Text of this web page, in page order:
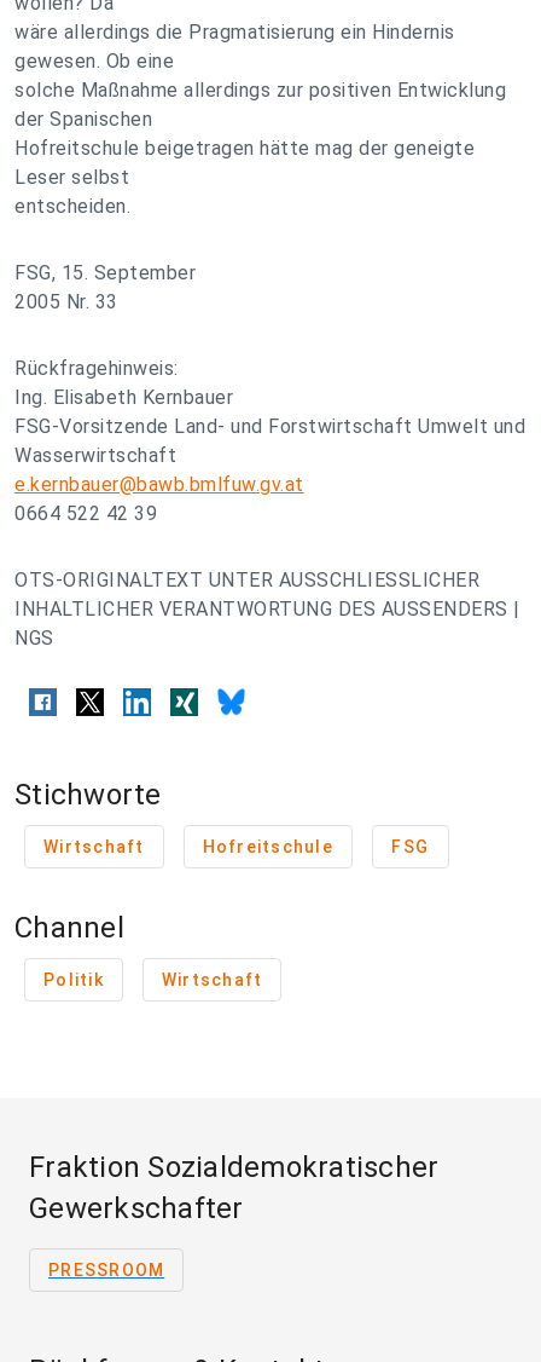
wäre allerdings die Pragmatisierung ein Hindernis
gewesen. Ob eine
solche Maßnahme allerdings zur positiven Entwicklung
der Spanischen
Hofreitschule beigetragen hätte mag der geneigte
Leser selbst
entscheiden.
FSG, 15. September
2005 Nr. 33
Rückfragehinweis:
Ing. Elisabeth Kernbauer
FSG-Vorsitzende Land- und Forstwirtschaft Umwelt und
Wasserwirtschaft
e.kernbauer@bawb.bmlfuw.gv.at
0664 522 42 39
OTS-ORIGINALTEXT UNTER AUSSCHLIESSLICHER
INHALTLICHER VERANTWORTUNG DES AUSSENDERS |
NGS
Stichworte
Wirtschaft Hofreitschule FSG
Channel
Politik Wirtschaft
Fraktion Sozialdemokratischer
Gewerkschafter
PRESSROOM